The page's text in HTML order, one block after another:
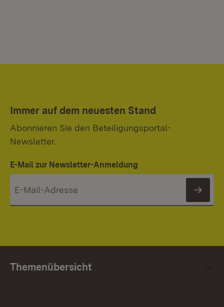
Immer auf dem neuesten Stand
Abonnieren Sie den Beteiligungsportal-
Newsletter.
E-Mail zur Newsletter-Anmeldung
Themenübersicht